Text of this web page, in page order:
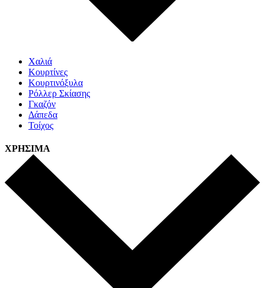
Χαλιά
Κουρτίνες
Κουρτινόξυλα
Ρόλλερ Σκίασης
Γκαζόν
Δάπεδα
Τοίχος
ΧΡΗΣΙΜΑ